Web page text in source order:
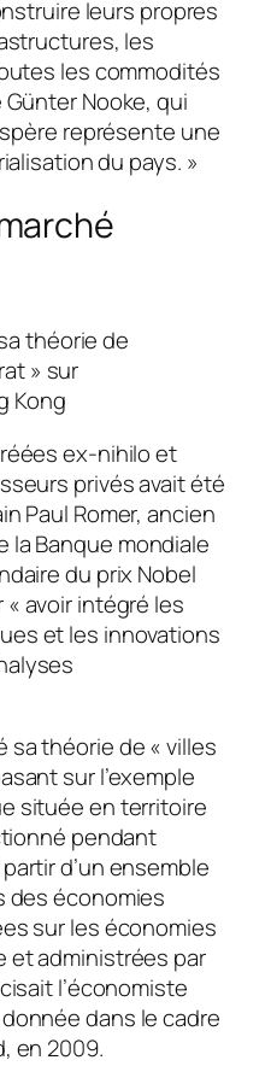
leurs propres
les
les commodités
Nooke, qui
représente une
du pays. »
théorie de
» sur
Kong
ex-nihilo et
privés avait été
Paul Romer, ancien
Banque mondiale
du prix Nobel
« avoir intégré les
et les innovations
sa théorie de « villes
sur l’exemple
située en territoire
pendant
d’un ensemble
des économies
sur les économies
et administrées par
l’économiste
dans le cadre
en 2009.